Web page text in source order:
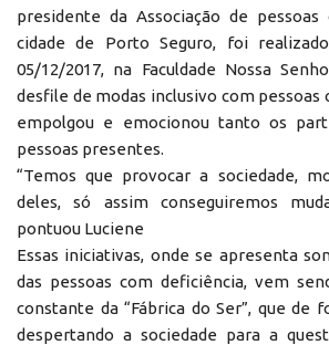
presidente da Associação de
cidade de Porto Seguro, foi
05/12/2017, na Faculdade Nossa
desfile de modas inclusivo com pessoas
empolgou e emocionou tanto os
pessoas presentes.
“Temos que provocar a sociedade,
deles, só assim conseguiremos
pontuou Luciene
Essas iniciativas, onde se apresenta
das pessoas com deficiência, vem
constante da “Fábrica do Ser”, que de
despertando a sociedade para a